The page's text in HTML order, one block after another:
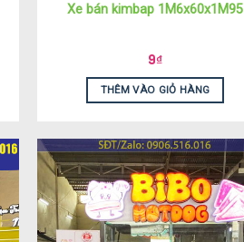
Xe bán kimbap 1M6x60x1M95
9₫
THÊM VÀO GIỎ HÀNG